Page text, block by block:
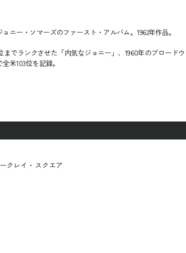
ー・ソマーズのファースト・アルバム。1962年作品。
でランクさせた「内気なジョニー」、1960年のブロード
米103位を記録。
クレイ・スクエア